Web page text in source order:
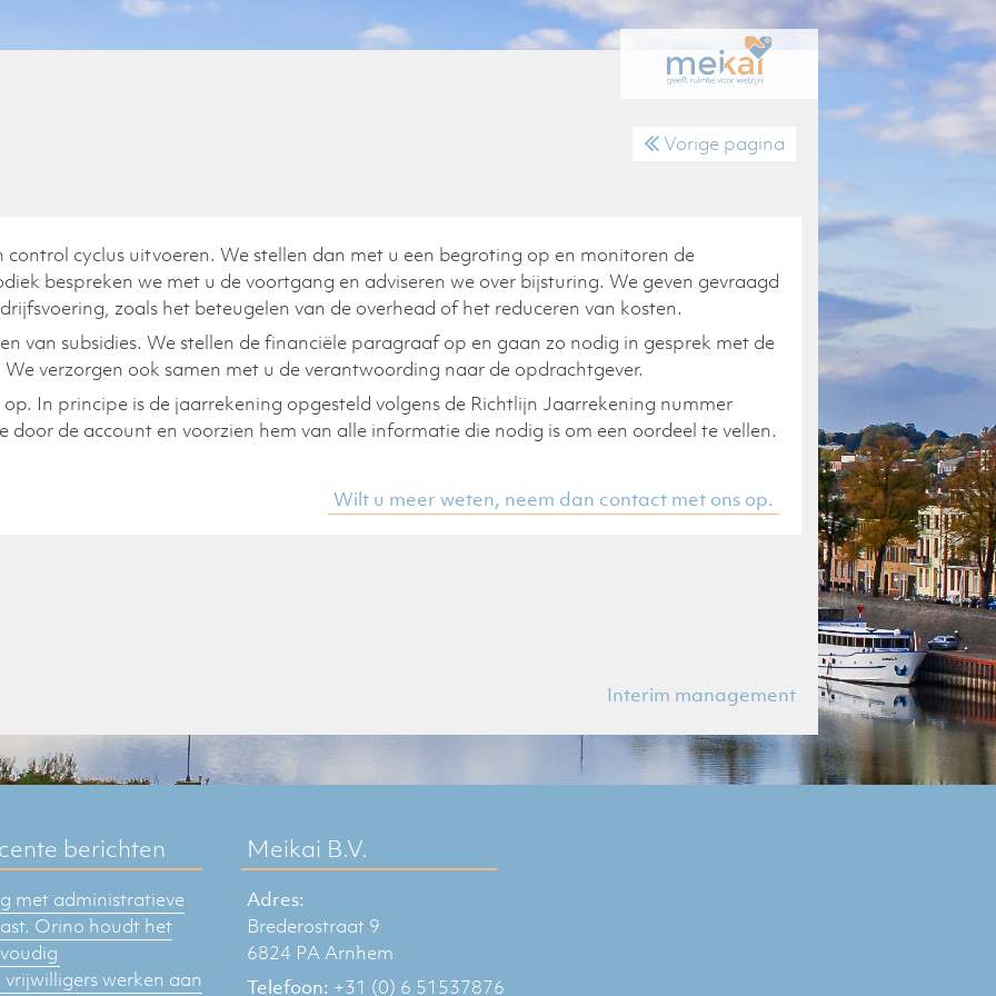
Vorige pagina
cyclus uitvoeren. We stellen dan met u een begroting op en monitoren de
bespreken we met u de voortgang en adviseren we over bijsturing. We geven gevraagd
zoals het beteugelen van de overhead of het reduceren van kosten.
van subsidies. We stellen de financiële paragraaf op en gaan zo nodig in gesprek met de
verzorgen ook samen met u de verantwoording naar de opdrachtgever.
In principe is de jaarrekening opgesteld volgens de Richtlijn Jaarrekening nummer
door de account en voorzien hem van alle informatie die nodig is om een oordeel te vellen.
Wilt u meer weten, neem dan contact met ons op.
Interim management
berichten
met administratieve
Orino houdt het
vrijwilligers werken aan
Meikai B.V.
Adres:
Brederostraat 9
6824 PA Arnhem
Telefoon: +31 (0) 6 51537876